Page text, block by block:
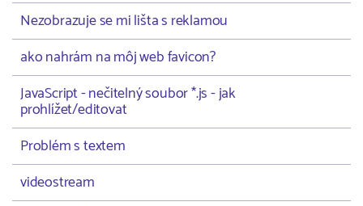
Nezobrazuje se mi lišta s reklamou
ako nahrám na môj web favicon?
JavaScript - nečitelný soubor *.js - jak
prohlížet/editovat
Problém s textem
videostream